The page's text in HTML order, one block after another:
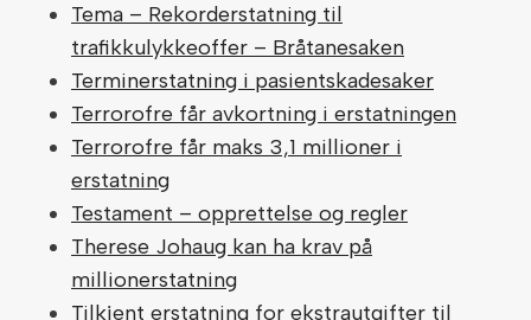
Tema – Rekorderstatning til
trafikkulykkeoffer – Bråtanesaken
Terminerstatning i pasientskadesaker
Terrorofre får avkortning i erstatningen
Terrorofre får maks 3,1 millioner i
erstatning
Testament – opprettelse og regler
Therese Johaug kan ha krav på
millionerstatning
Tilkjent erstatning for ekstrautgifter til